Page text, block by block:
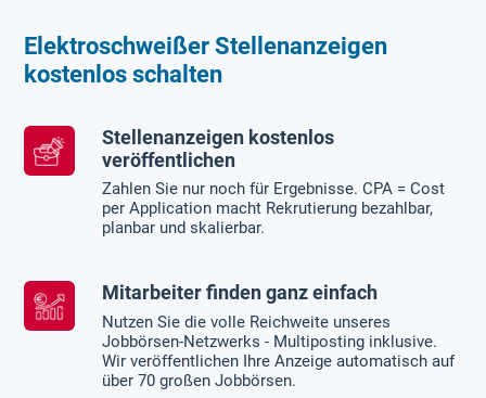
Elektroschweißer Stellenanzeigen
kostenlos schalten
Stellenanzeigen kostenlos
veröffentlichen
Zahlen Sie nur noch für Ergebnisse. CPA = Cost
per Application macht Rekrutierung bezahlbar,
planbar und skalierbar.
Mitarbeiter finden ganz einfach
Nutzen Sie die volle Reichweite unseres
Jobbörsen-Netzwerks - Multiposting inklusive.
Wir veröffentlichen Ihre Anzeige automatisch auf
über 70 großen Jobbörsen.